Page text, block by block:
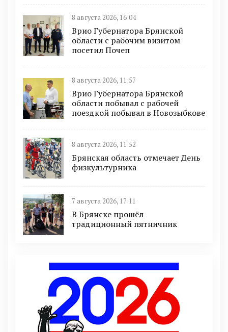
8 августа 2026, 16:04
Врио Губернатора Брянской
области с рабочим визитом
посетил Почеп
8 августа 2026, 11:57
Врио Губернатора Брянской
области побывал с рабочей
поездкой побывал в Новозыбкове
8 августа 2026, 11:52
Брянская область отмечает День
физкультурника
7 августа 2026, 17:11
В Брянске прошёл
традиционный пятничник